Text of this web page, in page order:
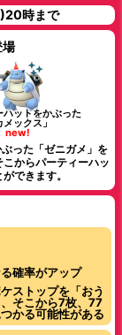
時まで
場
ハットをかぶった
メックス」
new!
った「ゼニガメ」を
からパーティーハッ
できます。
確率がアップ
ストップを「おう
そこから7枚、77
かる可能性がある